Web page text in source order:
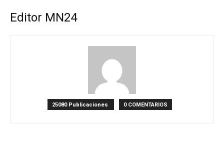
Editor MN24
25080 Publicaciones 0 COMENTARIOS